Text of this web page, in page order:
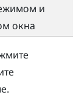
и
окна